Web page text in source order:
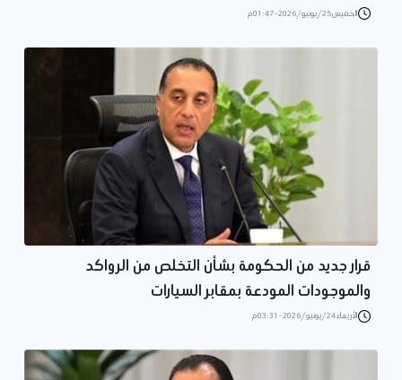
الخميس 25/يونيو/2026 - 01:47 م
قرار جديد من الحكومة بشأن التخلص من الرواكد
والموجودات المودعة بمقابر السيارات
الأربعاء 24/يونيو/2026 - 03:31 م